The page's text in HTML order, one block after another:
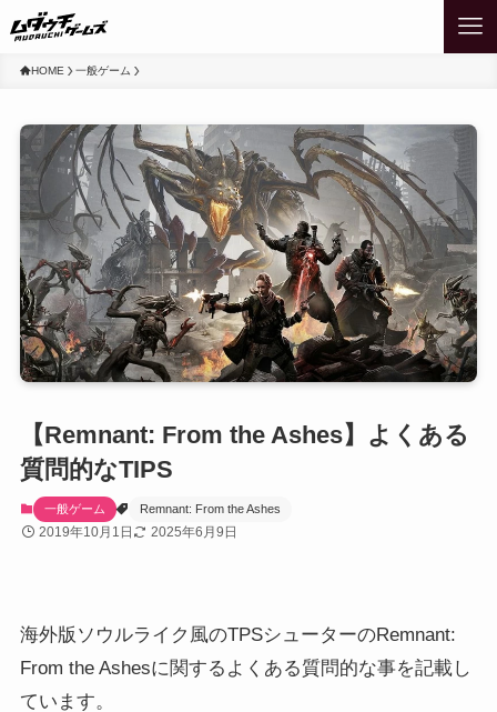
HOME 一般ゲーム
【Remnant: From the Ashes】よくある
質問的なTIPS
一般ゲーム Remnant: From the Ashes
2019年10月1日 2025年6月9日
海外版ソウルライク風のTPSシューターのRemnant:
From the Ashesに関するよくある質問的な事を記載し
ています。